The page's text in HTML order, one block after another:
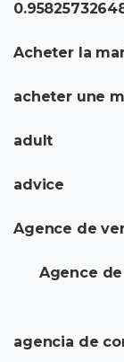
Acheter la
acheter une
adult
advice
Agence de
Agence
agencia de